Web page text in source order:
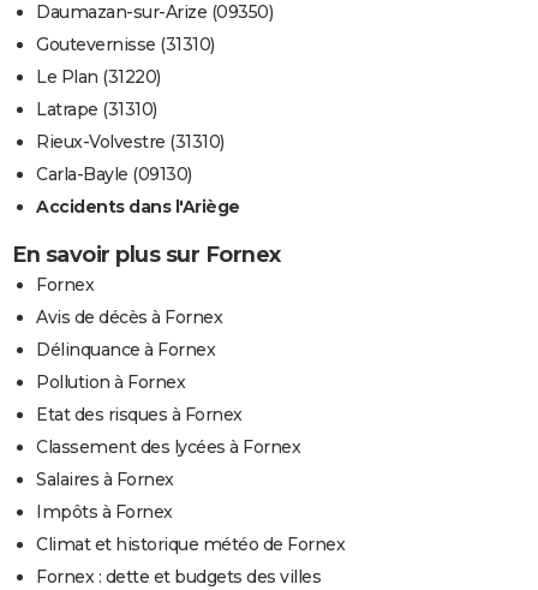
Daumazan-sur-Arize (09350)
Goutevernisse (31310)
Le Plan (31220)
Latrape (31310)
Rieux-Volvestre (31310)
Carla-Bayle (09130)
Accidents dans l'Ariège
En savoir plus sur Fornex
Fornex
Avis de décès à Fornex
Délinquance à Fornex
Pollution à Fornex
Etat des risques à Fornex
Classement des lycées à Fornex
Salaires à Fornex
Impôts à Fornex
Climat et historique météo de Fornex
Fornex : dette et budgets des villes